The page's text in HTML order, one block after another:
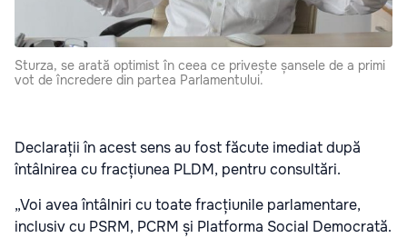
Sturza, se arată optimist în ceea ce privește șansele de a primi
vot de încredere din partea Parlamentului.
Declarații în acest sens au fost făcute imediat după
întâlnirea cu fracțiunea PLDM, pentru consultări.
„Voi avea întâlniri cu toate fracțiunile parlamentare,
inclusiv cu PSRM, PCRM și Platforma Social Democrată.